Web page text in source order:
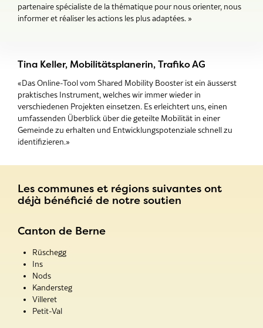
partenaire spécialiste de la thématique pour nous orienter, nous
informer et réaliser les actions les plus adaptées. »
Tina Keller, Mobilitätsplanerin, Trafiko AG
«Das Online-Tool vom Shared Mobility Booster ist ein äusserst
praktisches Instrument, welches wir immer wieder in
verschiedenen Projekten einsetzen. Es erleichtert uns, einen
umfassenden Überblick über die geteilte Mobilität in einer
Gemeinde zu erhalten und Entwicklungspotenziale schnell zu
identifizieren.»
Les communes et régions suivantes ont
déjà bénéficié de notre soutien
Canton de Berne
Rüschegg
Ins
Nods
Kandersteg
Villeret
Petit-Val